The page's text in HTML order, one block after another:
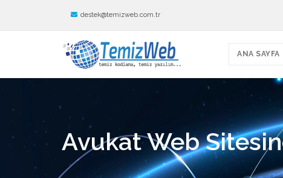
destek@temizweb.com.tr
ANA SAYFA
Avukat Web